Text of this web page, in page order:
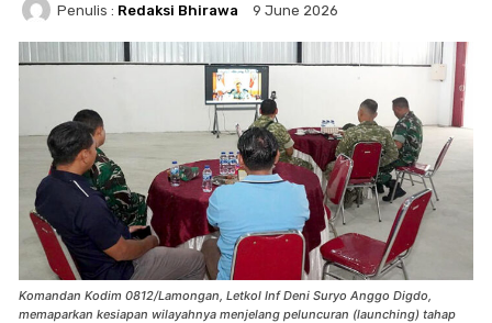
Penulis : Redaksi Bhirawa 9 June 2026
Komandan Kodim 0812/Lamongan, Letkol Inf Deni Suryo Anggo Digdo,
memaparkan kesiapan wilayahnya menjelang peluncuran (launching) tahap